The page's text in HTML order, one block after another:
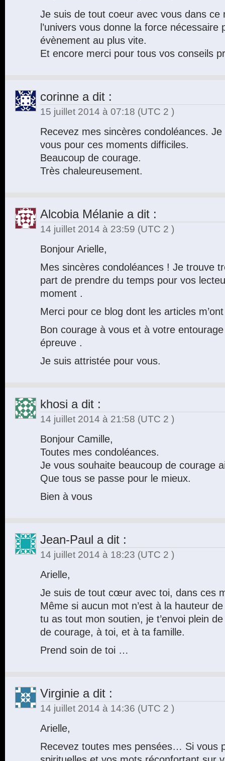
Je suis de tout coeur avec vous dans ce
l’univers vous donne la force
évènement au plus vite.
Et encore merci pour tous vos conseils
corinne a dit :
15 juillet 2014 à 07:18 (UTC 2 )
Recevez mes sincères condoléances.
vous pour ces moments difficiles.
Beaucoup de courage.
Très chaleureusement.
Alcobia Mélanie a dit :
14 juillet 2014 à 23:59 (UTC 2 )
Bonjour Arielle,
Mes sincères condoléances ! Je trouve
part de prendre du temps pour vos
moment .
Merci pour ce blog dont les articles
Bon courage à vous et à votre
épreuve .
Je suis attristée pour vous.
khosi a dit :
14 juillet 2014 à 21:58 (UTC 2 )
Bonjour Camille,
Toutes mes condoléances.
Je vous souhaite beaucoup de courage
Que tous se passe pour le mieux.
Bien à vous
Jean-Paul a dit :
14 juillet 2014 à 18:23 (UTC 2 )
Arielle,
Je suis de tout cœur avec toi, dans ces
Même si aucun mot n’est à la hauteur
tu as tout mon soutien, je t’envoi plein
de courage, à toi, et à ta famille.
Prend soin de toi …
Virginie a dit :
14 juillet 2014 à 14:36 (UTC 2 )
Arielle,
Recevez toutes mes pensées… Si vous